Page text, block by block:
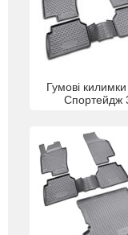
Гумові
Спортейдж